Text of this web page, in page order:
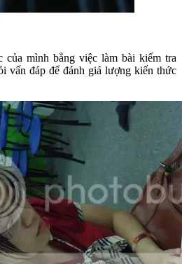
của mình bằng việc làm bài kiểm tra
vấn đáp để đánh giá lượng kiến thức